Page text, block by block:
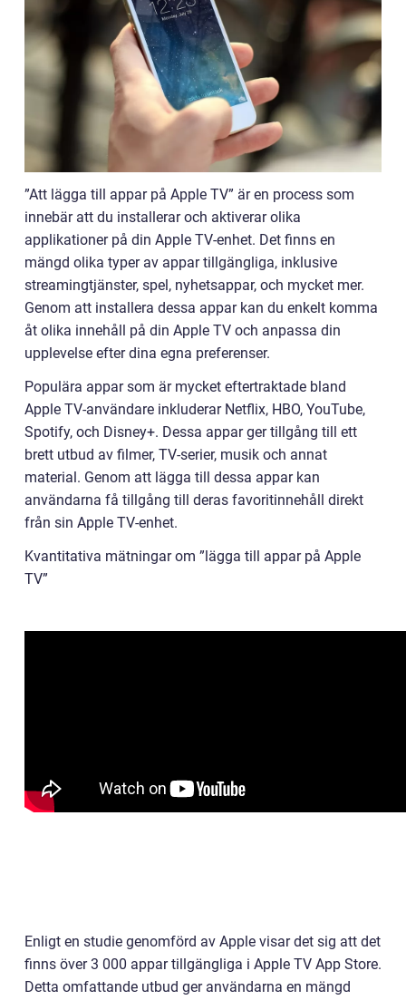
”Att lägga till appar på Apple TV” är en process som
innebär att du installerar och aktiverar olika
applikationer på din Apple TV-enhet. Det finns en
mängd olika typer av appar tillgängliga, inklusive
streamingtjänster, spel, nyhetsappar, och mycket mer.
Genom att installera dessa appar kan du enkelt komma
åt olika innehåll på din Apple TV och anpassa din
upplevelse efter dina egna preferenser.
Populära appar som är mycket eftertraktade bland
Apple TV-användare inkluderar Netflix, HBO, YouTube,
Spotify, och Disney+. Dessa appar ger tillgång till ett
brett utbud av filmer, TV-serier, musik och annat
material. Genom att lägga till dessa appar kan
användarna få tillgång till deras favoritinnehåll direkt
från sin Apple TV-enhet.
Kvantitativa mätningar om ”lägga till appar på Apple
TV”
Enligt en studie genomförd av Apple visar det sig att det
finns över 3 000 appar tillgängliga i Apple TV App Store.
Detta omfattande utbud ger användarna en mängd